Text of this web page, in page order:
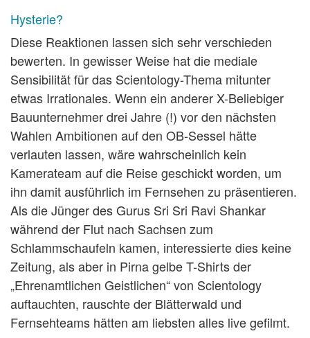
Hysterie?
Diese Reaktionen lassen sich sehr verschieden
bewerten. In gewisser Weise hat die mediale
Sensibilität für das Scientology-Thema mitunter
etwas Irrationales. Wenn ein anderer X-Beliebiger
Bauunternehmer drei Jahre (!) vor den nächsten
Wahlen Ambitionen auf den OB-Sessel hätte
verlauten lassen, wäre wahrscheinlich kein
Kamerateam auf die Reise geschickt worden, um
ihn damit ausführlich im Fernsehen zu präsentieren.
Als die Jünger des Gurus Sri Sri Ravi Shankar
während der Flut nach Sachsen zum
Schlammschaufeln kamen, interessierte dies keine
Zeitung, als aber in Pirna gelbe T-Shirts der
„Ehrenamtlichen Geistlichen“ von Scientology
auftauchten, rauschte der Blätterwald und
Fernsehteams hätten am liebsten alles live gefilmt.